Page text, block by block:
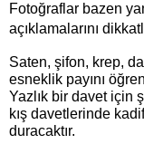
Fotoğraflar bazen
açıklamalarını
Saten, şifon, krep,
esneklik payını
Yazlık bir davet için
kış davetlerinde
duracaktır.